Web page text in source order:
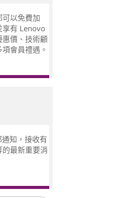
以免費加
享有 Lenovo
價、技術顧
會員禮遇。
知，接收有
最新重要消